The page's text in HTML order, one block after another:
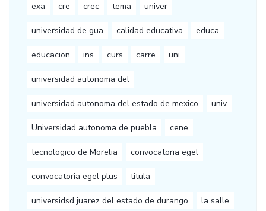
exa cre crec tema univer
universidad de gua calidad educativa educa
educacion ins curs carre uni
universidad autonoma del
universidad autonoma del estado de mexico univ
Universidad autonoma de puebla cene
tecnologico de Morelia convocatoria egel
convocatoria egel plus titula
universidsd juarez del estado de durango la salle